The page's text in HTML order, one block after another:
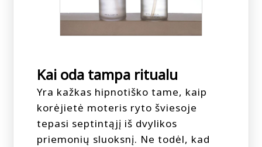
Kai oda tampa ritualu
Yra kažkas hipnotiško tame, kaip
korėjietė moteris ryto šviesoje
tepasi septintąjį iš dvylikos
priemonių sluoksnį. Ne todėl, kad